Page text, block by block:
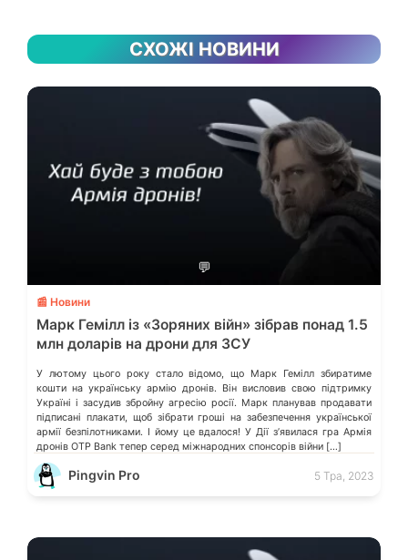
СХОЖІ НОВИНИ
💬
📰 Новини
Марк Гемілл із «Зоряних війн» зібрав понад 1.5
млн доларів на дрони для ЗСУ
У лютому цього року стало відомо, що Марк Гемілл збиратиме
кошти на українську армію дронів. Він висловив свою підтримку
Україні і засудив збройну агресію росії. Марк планував продавати
підписані плакати, щоб зібрати гроші на забезпечення української
армії безпілотниками. І йому це вдалося! У Дії зʼявилася гра Армія
дронів OTP Bank тепер серед міжнародних спонсорів війни […]
Pingvin Pro 5 Тра, 2023